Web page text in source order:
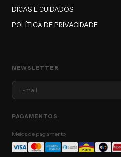
DICAS E CUIDADOS
POLÍTICA DE PRIVACIDADE
NEWSLETTER
PAGAMENTOS
Meios de pagamento